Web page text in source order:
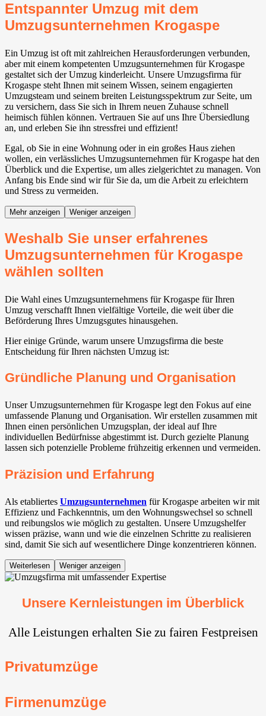
Entspannter Umzug mit dem
Umzugsunternehmen Krogaspe
Ein Umzug ist oft mit zahlreichen Herausforderungen verbunden,
aber mit einem kompetenten Umzugsunternehmen für Krogaspe
gestaltet sich der Umzug kinderleicht. Unsere Umzugsfirma für
Krogaspe steht Ihnen mit seinem Wissen, seinem engagierten
Umzugsteam und seinem breiten Leistungsspektrum zur Seite, um
zu versichern, dass Sie sich in Ihrem neuen Zuhause schnell
heimisch fühlen können. Vertrauen Sie auf uns Ihre Übersiedlung
an, und erleben Sie ihn stressfrei und effizient!
Egal, ob Sie in eine Wohnung oder in ein großes Haus ziehen
wollen, ein verlässliches Umzugsunternehmen für Krogaspe hat den
Überblick und die Expertise, um alles zielgerichtet zu managen. Von
Anfang bis Ende sind wir für Sie da, um die Arbeit zu erleichtern
und Stress zu vermeiden.
Mehr anzeigen Weniger anzeigen
Weshalb Sie unser erfahrenes
Umzugsunternehmen für Krogaspe
wählen sollten
Die Wahl eines Umzugsunternehmens für Krogaspe für Ihren
Umzug verschafft Ihnen vielfältige Vorteile, die weit über die
Beförderung Ihres Umzugsgutes hinausgehen.
Hier einige Gründe, warum unsere Umzugsfirma die beste
Entscheidung für Ihren nächsten Umzug ist:
Gründliche Planung und Organisation
Unser Umzugsunternehmen für Krogaspe legt den Fokus auf eine
umfassende Planung und Organisation. Wir erstellen zusammen mit
Ihnen einen persönlichen Umzugsplan, der ideal auf Ihre
individuellen Bedürfnisse abgestimmt ist. Durch gezielte Planung
lassen sich potenzielle Probleme frühzeitig erkennen und vermeiden.
Präzision und Erfahrung
Als etabliertes Umzugsunternehmen für Krogaspe arbeiten wir mit
Effizienz und Fachkenntnis, um den Wohnungswechsel so schnell
und reibungslos wie möglich zu gestalten. Unsere Umzugshelfer
wissen präzise, wann und wie die einzelnen Schritte zu realisieren
sind, damit Sie sich auf wesentlichere Dinge konzentrieren können.
Weiterlesen Weniger anzeigen
Unsere Kernleistungen im Überblick
Alle Leistungen erhalten Sie zu fairen Festpreisen
Privatumzüge
Firmenumzüge